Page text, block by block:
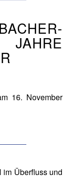
16. November
im Überfluss und